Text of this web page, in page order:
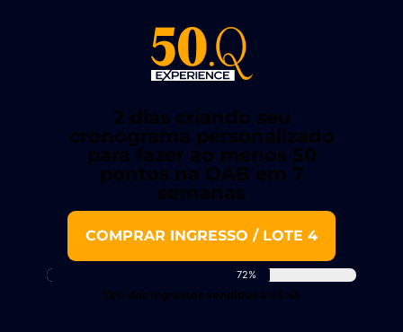
2 dias criando seu
cronograma personalizado
para fazer ao menos 50
pontos na OAB em 7
semanas
COMPRAR INGRESSO / LOTE 4
72%
72% dos ingressos vendidos a R$ 45